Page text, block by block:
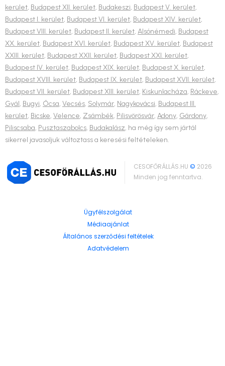
kerület, Budapest XII. kerület, Budakeszi, Budapest V. kerület,
Budapest I. kerület, Budapest VI. kerület, Budapest XIV. kerület,
Budapest VIII. kerület, Budapest II. kerület, Alsónémedi, Budapest
XX. kerület, Budapest XVI. kerület, Budapest XV. kerület, Budapest
XXIII. kerület, Budapest XXII. kerület, Budapest XXI. kerület,
Budapest IV. kerület, Budapest XIX. kerület, Budapest X. kerület,
Budapest XVIII. kerület, Budapest IX. kerület, Budapest XVII. kerület,
Budapest VII. kerület, Budapest XIII. kerület, Kiskunlacháza, Ráckeve,
Gyál, Bugyi, Ócsa, Vecsés, Solymár, Nagykovácsi, Budapest III.
kerület, Bicske, Velence, Zsámbék, Pilisvörösvár, Adony, Gárdony,
Piliscsaba, Pusztaszabolcs, Budakalász, ha még így sem jártál
sikerrel javasoljuk változtass a keresési feltételeken.
CESOFŐRÁLLÁS.HU© 2026
Minden jog fenntartva.
Ügyfélszolgálat
Médiaajánlat
Általános szerződési feltételek
Adatvédelem